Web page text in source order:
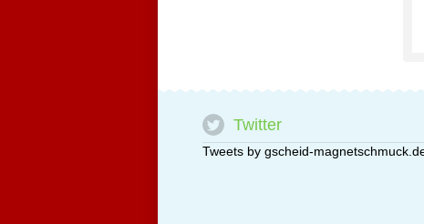
Twitter
Tweets by gscheid-